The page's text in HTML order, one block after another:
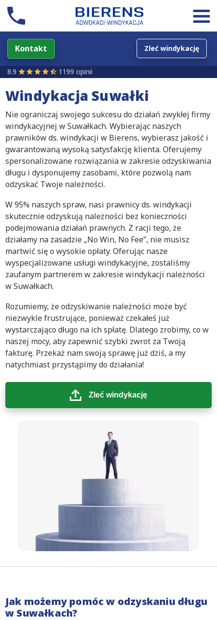
Kontakt Zleć windykację
8.9 1199 opinii
Windykacja Suwałki
Nie ograniczaj swojego sukcesu do działań zwykłej firmy
windykacyjnej w Suwałkach. Wybierając naszych
prawników ds. windykacji w Bierens, wybierasz jakość i
gwarantowaną wysoką satysfakcję klienta. Oferujemy
spersonalizowane rozwiązania w zakresie odzyskiwania
długu i dysponujemy zasobami, które pozwolą nam
odzyskać Twoje należności.
W 95% naszych spraw, nasi prawnicy ds. windykacji
skutecznie odzyskują należności bez konieczności
podejmowania działań prawnych. Z racji tego, że
działamy na zasadzie „No Win, No Fee”, nie musisz
martwić się o wysokie opłaty. Oferując nasze
wyspecjalizowane usługi windykacyjne, zostaliśmy
zaufanym partnerem w zakresie windykacji należności
w Suwałkach.
Rozumiemy, że odzyskiwanie należności może być
niezwykle frustrujące, ponieważ czekałeś już
wystarczająco długo na ich spłatę. Dlatego zrobimy, co w
naszej mocy, aby zapewnić szybki zwrot za Twoją
fakturę. Przekaż nam swoją sprawę już dziś, a my
natychmiast przystąpimy do działania!
Zleć windykację
Jak możemy pomóc w odzyskaniu długu
w Suwałkach?